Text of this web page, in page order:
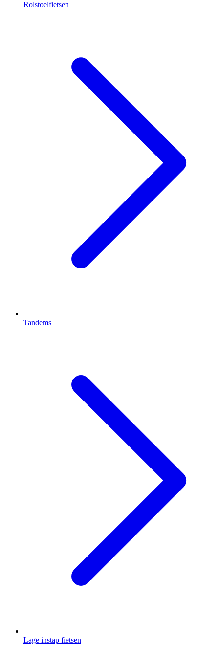
Rolstoelfietsen
Tandems
Lage instap fietsen